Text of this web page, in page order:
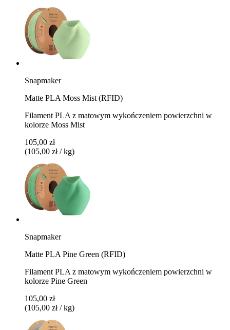
Snapmaker
Matte PLA Moss Mist (RFID)
Filament PLA z matowym wykończeniem powierzchni w
kolorze Moss Mist
105,00 zł
(105,00 zł / kg)
Snapmaker
Matte PLA Pine Green (RFID)
Filament PLA z matowym wykończeniem powierzchni w
kolorze Pine Green
105,00 zł
(105,00 zł / kg)